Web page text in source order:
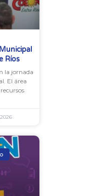
Ríos
la jornada
El área